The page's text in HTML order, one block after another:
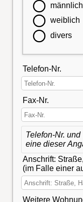
männlich
weiblich
divers
Telefon-Nr.
Fax-Nr.
Telefon-Nr.
eine dieser
Anschrift:
(im Falle einer
Weitere